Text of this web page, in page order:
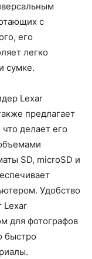
с
его
легко
сумке.
Lexar
предлагает
делает его
SD, microSD и
Удобство
Lexar
для фотографов
быстро